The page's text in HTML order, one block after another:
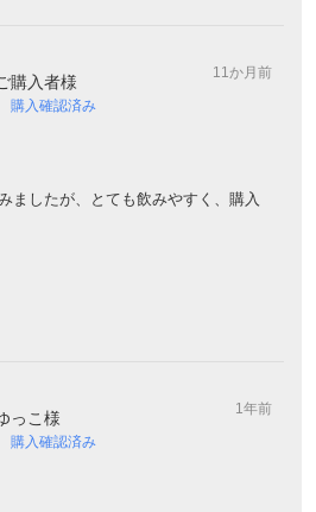
購入者様
購入確認済み
11か月前
ましたが、とても飲みやすく、購入
っこ様
購入確認済み
1年前